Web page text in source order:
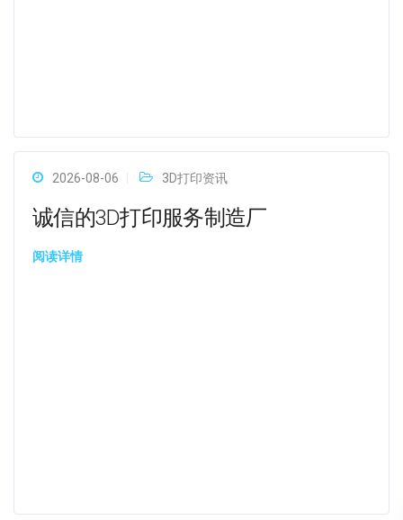
2026-08-06 3D打印资讯
诚信的3D打印服务制造厂
阅读详情